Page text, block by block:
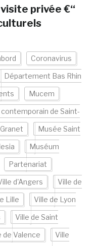
visite privée €“
Coronavirus
Département Bas Rhin
Mucem
de Saint-
Musée Saint
Muséum
Partenariat
d'Angers Ville de
Lille Ville de Lyon
Ville de Saint
de Valence Ville